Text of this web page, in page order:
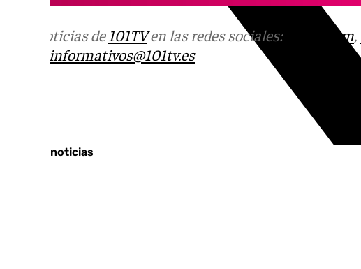
Más noticias de 101TVen las redes sociales: Instagram,
informativos@101tv.es
Últimas noticias